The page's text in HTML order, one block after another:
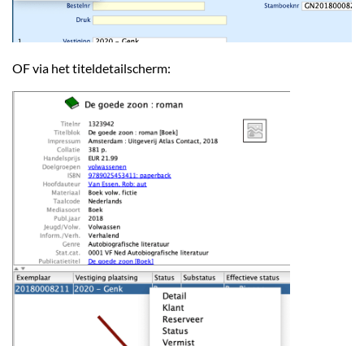
OF via het titeldetailscherm: